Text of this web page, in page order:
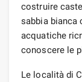
costruire
sabbia bianca
acquatiche
conoscere le
Le località di